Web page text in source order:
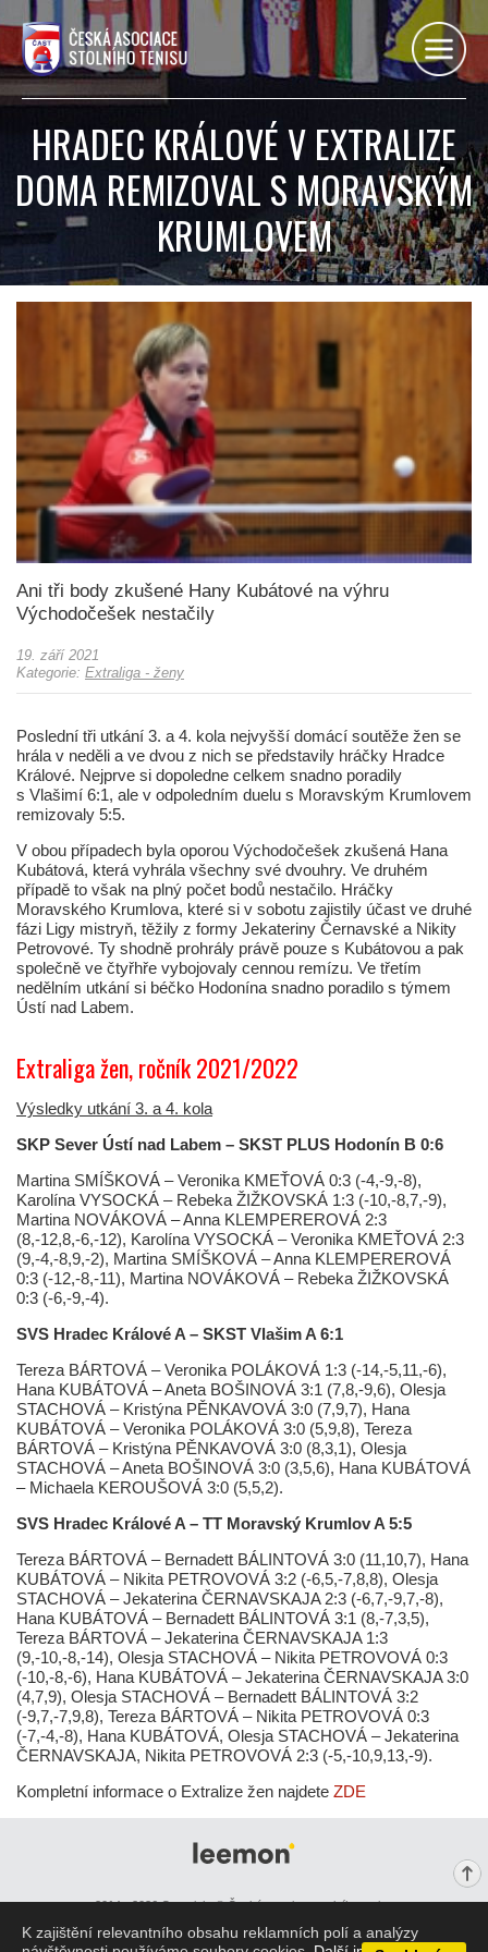
K zajištění relevantního obsahu reklamních polí a analýzy
HRADEC KRÁLOVÉ V EXTRALIZE
DOMA REMIZOVAL S MORAVSKÝM
KRUMLOVEM
Ani tři body zkušené Hany Kubátové na výhru
Východočešek nestačily
19. září 2021
Kategorie: Extraliga - ženy
Poslední tři utkání 3. a 4. kola nejvyšší domácí soutěže žen se
hrála v neděli a ve dvou z nich se představily hráčky Hradce
Králové. Nejprve si dopoledne celkem snadno poradily
s Vlašimí 6:1, ale v odpoledním duelu s Moravským Krumlovem
remizovaly 5:5.
V obou případech byla oporou Východočešek zkušená Hana
Kubátová, která vyhrála všechny své dvouhry. Ve druhém
případě to však na plný počet bodů nestačilo. Hráčky
Moravského Krumlova, které si v sobotu zajistily účast ve druhé
fázi Ligy mistryň, těžily z formy Jekateriny Černavské a Nikity
Petrovové. Ty shodně prohrály právě pouze s Kubátovou a pak
společně ve čtyřhře vybojovaly cennou remízu. Ve třetím
nedělním utkání si béčko Hodonína snadno poradilo s týmem
Ústí nad Labem.
Extraliga žen, ročník 2021/2022
Výsledky utkání 3. a 4. kola
SKP Sever Ústí nad Labem – SKST PLUS Hodonín B 0:6
Martina SMÍŠKOVÁ – Veronika KMEŤOVÁ 0:3 (-4,-9,-8),
Karolína VYSOCKÁ – Rebeka ŽIŽKOVSKÁ 1:3 (-10,-8,7,-9),
Martina NOVÁKOVÁ – Anna KLEMPEREROVÁ 2:3
(8,-12,8,-6,-12), Karolína VYSOCKÁ – Veronika KMEŤOVÁ 2:3
(9,-4,-8,9,-2), Martina SMÍŠKOVÁ – Anna KLEMPEREROVÁ
0:3 (-12,-8,-11), Martina NOVÁKOVÁ – Rebeka ŽIŽKOVSKÁ
0:3 (-6,-9,-4).
SVS Hradec Králové A – SKST Vlašim A 6:1
Tereza BÁRTOVÁ – Veronika POLÁKOVÁ 1:3 (-14,-5,11,-6),
Hana KUBÁTOVÁ – Aneta BOŠINOVÁ 3:1 (7,8,-9,6), Olesja
STACHOVÁ – Kristýna PĚNKAVOVÁ 3:0 (7,9,7), Hana
KUBÁTOVÁ – Veronika POLÁKOVÁ 3:0 (5,9,8), Tereza
BÁRTOVÁ – Kristýna PĚNKAVOVÁ 3:0 (8,3,1), Olesja
STACHOVÁ – Aneta BOŠINOVÁ 3:0 (3,5,6), Hana KUBÁTOVÁ
– Michaela KEROUŠOVÁ 3:0 (5,5,2).
SVS Hradec Králové A – TT Moravský Krumlov A 5:5
Tereza BÁRTOVÁ – Bernadett BÁLINTOVÁ 3:0 (11,10,7), Hana
KUBÁTOVÁ – Nikita PETROVOVÁ 3:2 (-6,5,-7,8,8), Olesja
STACHOVÁ – Jekaterina ČERNAVSKAJA 2:3 (-6,7,-9,7,-8),
Hana KUBÁTOVÁ – Bernadett BÁLINTOVÁ 3:1 (8,-7,3,5),
Tereza BÁRTOVÁ – Jekaterina ČERNAVSKAJA 1:3
(9,-10,-8,-14), Olesja STACHOVÁ – Nikita PETROVOVÁ 0:3
(-10,-8,-6), Hana KUBÁTOVÁ – Jekaterina ČERNAVSKAJA 3:0
(4,7,9), Olesja STACHOVÁ – Bernadett BÁLINTOVÁ 3:2
(-9,7,-7,9,8), Tereza BÁRTOVÁ – Nikita PETROVOVÁ 0:3
(-7,-4,-8), Hana KUBÁTOVÁ, Olesja STACHOVÁ – Jekaterina
ČERNAVSKAJA, Nikita PETROVOVÁ 2:3 (-5,-10,9,13,-9).
Kompletní informace o Extralize žen najdete ZDE
2014 - 2026 Copyright © Česká asociace stolního tenisu
Zobrazit web klasicky